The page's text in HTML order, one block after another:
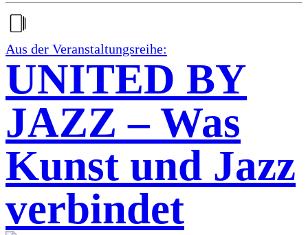
Aus der Veranstaltungsreihe:
UNITED BY
JAZZ – Was
Kunst und Jazz
verbindet